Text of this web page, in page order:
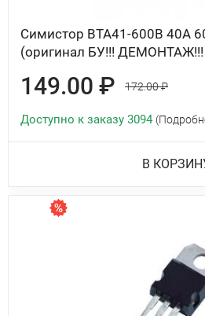
Симистор BTA41-600B 40А
(оригинал БУ!!!
149.00 ₽ 172.00 ₽
Доступно к заказу 3094
В